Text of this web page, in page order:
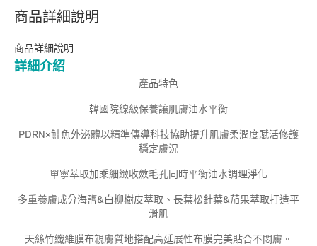
商品詳細說明
商品詳細說明
詳細介紹
產品特色
韓國院線級保養讓肌膚油水平衡
PDRN×鮭魚外泌體以精準傳導科技協助提升肌膚柔潤度賦活修護
穩定膚況
單寧萃取加乘細緻收斂毛孔同時平衡油水調理淨化
多重養膚成分海鹽&白柳樹皮萃取、長葉松針葉&茄果萃取打造平
滑肌
天絲竹纖維膜布親膚質地搭配高延展性布膜完美貼合不悶膚。